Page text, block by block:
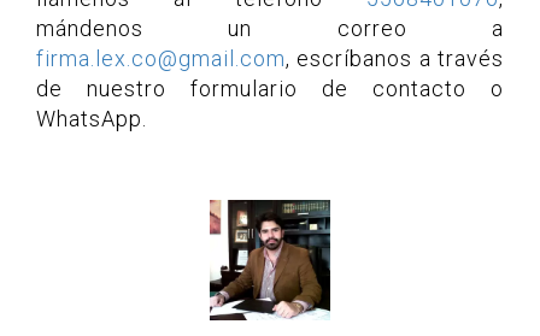
mándenos un correo a
firma.lex.co@gmail.com, escríbanos a través
de nuestro formulario de contacto o
WhatsApp.